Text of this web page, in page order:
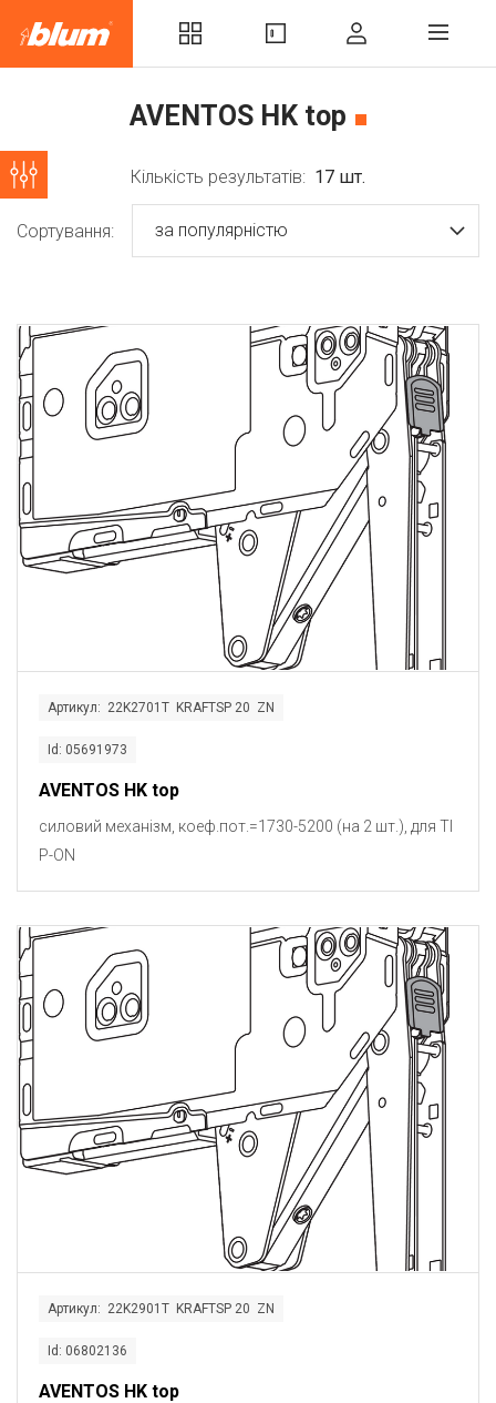
AVENTOS HK top
Кількість результатів: 17 шт.
Сортування: за популярністю
Артикул: 22K2701T KRAFTSP 20 ZN
Id: 05691973
AVENTOS HK top
силовий механізм, коеф.пот.=1730-5200 (на 2 шт.), для TI
P-ON
Артикул: 22K2901T KRAFTSP 20 ZN
Id: 06802136
AVENTOS HK top